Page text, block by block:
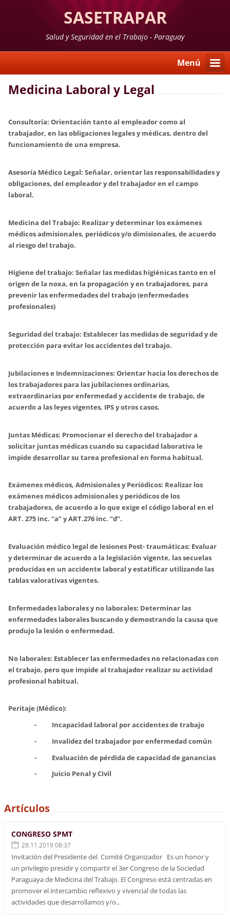
SASETRAPAR
Salud y Seguridad en el Trabajo - Paraguay
Menú
Medicina Laboral y Legal
Consultoría:Orientación tanto al empleador como al
trabajador, en las obligaciones legales y médicas, dentro del
funcionamiento de una empresa.
Asesoría Médico Legal:Señalar, orientar las responsabilidades y
obligaciones, del empleador y del trabajador en el campo
laboral.
Medicina del Trabajo: Realizar y determinar los exámenes
médicos admisionales, periódicos y/o dimisionales, de acuerdo
al riesgo del trabajo.
Higiene del trabajo:Señalar las medidas higiénicas tanto en el
origen de la noxa, en la propagación y en trabajadores, para
prevenir las enfermedades del trabajo (enfermedades
profesionales)
Seguridad del trabajo: Establecer las medidas de seguridad y de
protección para evitar los accidentes del trabajo.
Jubilaciones e Indemnizaciones: Orientar hacia los derechos de
los trabajadores para las jubilaciones ordinarias,
extraordinarias por enfermedad y accidente de trabajo, de
acuerdo a las leyes vigentes, IPS y otros casos.
Juntas Médicas: Promocionar el derecho del trabajador a
solicitar juntas médicas cuando su capacidad laborativa le
impide desarrollar su tarea profesional en forma habitual.
Exámenes médicos, Admisionales y Periódicos: Realizar los
exámenes médicos admisionales y periódicos de los
trabajadores, de acuerdo a lo que exige el código laboral en el
ART. 275 inc. “a” y ART.276 inc. “d”.
Evaluación médico legal de lesiones Post- traumáticas: Evaluar
y determinar de acuerdo a la legislación vigente, las secuelas
producidas en un accidente laboral y estatificar utilizando las
tablas valorativas vigentes.
Enfermedades laborales y no laborales: Determinar las
enfermedades laborales buscando y demostrando la causa que
produjo la lesión o enfermedad.
No laborales: Establecer las enfermedades no relacionadas con
el trabajo, pero que impide al trabajador realizar su actividad
profesional habitual.
Peritaje (Médico):
- Incapacidad laboral por accidentes de trabajo
- Invalidez del trabajador por enfermedad común
- Evaluación de pérdida de capacidad de ganancias
- Juicio Penal y Civil
Artículos
CONGRESO SPMT
28.11.2019 08:37
Invitación del Presidente del Comité Organizador Es un honor y
un privilegio presidir y compartir el 3er Congreso de la Sociedad
Paraguaya de Medicina del Trabajo. El Congreso está centradas en
promover el intercambio reflexivo y vivencial de todas las
actividades que desarrollamos y/o...